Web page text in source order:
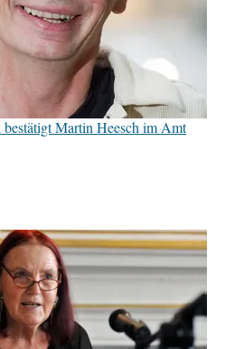
bestätigt Martin Heesch im Amt